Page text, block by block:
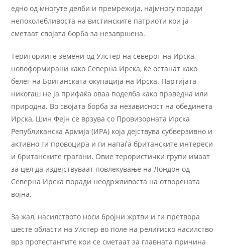
едно од многуте делби и премрежија, најмногу поради
непоколебливоста на вистинските патриоти кои ја
сметаат својата борба за незавршена.
Териториите земени од Улстер на северот на Ирска,
новоформирани како Северна Ирска, ќе останат како
белег на Британската окупација на Ирска. Партијата
никогаш не ја прифаќа оваа поделба како праведна или
природна. Во својата борба за независност на обединета
Ирска, Шин Фејн се врзува со Провизорната Ирска
Републиканска Армија (ИРА) која дејствува субверзивно и
активно ги провоцира и ги напаѓа британските интереси
и британските граѓани. Овие терористички групи имаат
за цел да издејствуваат повлекување на Лондон од
Северна Ирска поради неодржливоста на отворената
војна.
За жал, насилството носи бројни жртви и ги претвора
шесте области на Улстер во поле на религиско насилство
врз протестантите кои се сметаат за главната причина